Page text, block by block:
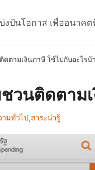
งปันโอกาส เพื่ออนาค
ตามเงินภาษี ใช้ไปกับอะไรบ้
วนติดตาม
มทั่วไป,สาระน่ารู้